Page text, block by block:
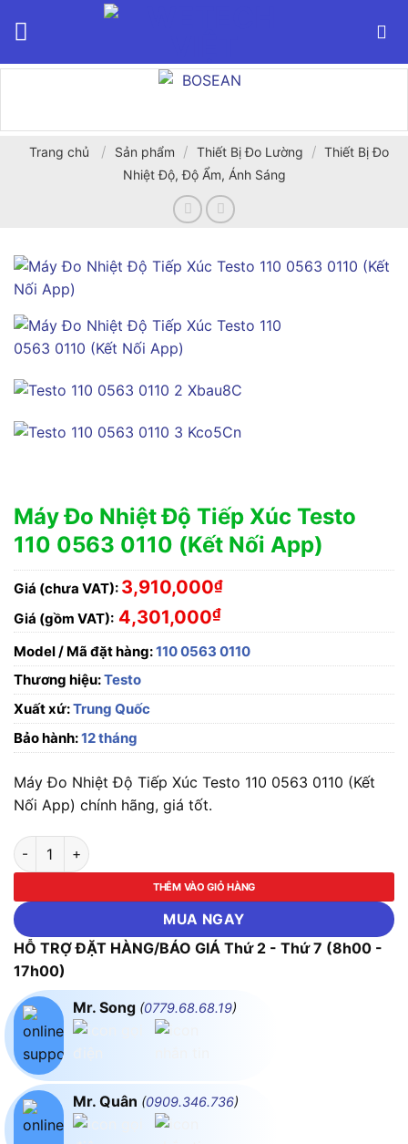
Trang chủ / Sản phẩm / Thiết Bị Đo Lường / Thiết Bị Đo
Nhiệt Độ, Độ Ẩm, Ánh Sáng
Máy Đo Nhiệt Độ Tiếp Xúc Testo
110 0563 0110 (Kết Nối App)
Giá (chưa VAT): 3,910,000₫
Giá (gồm VAT): 4,301,000₫
Model / Mã đặt hàng:110 0563 0110
Thương hiệu:Testo
Xuất xứ:Trung Quốc
Bảo hành:12 tháng
Máy Đo Nhiệt Độ Tiếp Xúc Testo 110 0563 0110 (Kết
Nối App) chính hãng, giá tốt.
Máy Đo Nhiệt Độ Tiếp Xúc Testo 110 0563 0110 (Kết Nối App)
THÊM VÀO GIỎ HÀNG
MUA NGAY
HỖ TRỢ ĐẶT HÀNG/BÁO GIÁ Thứ 2 - Thứ 7 (8h00 -
17h00)
Mr. Song (0779.68.68.19)
Mr. Quân (0909.346.736)